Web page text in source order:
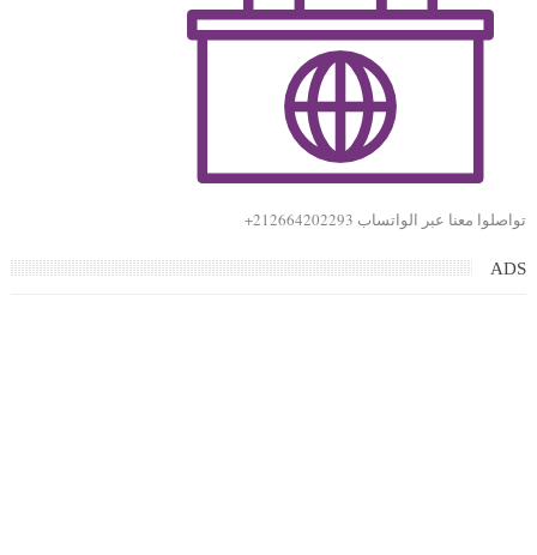
تواصلوا معنا عبر الواتساب 212664202293+
ADS